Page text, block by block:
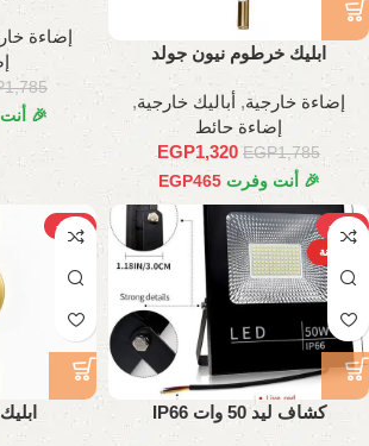
ابليك خرطوم نيون جولد
إضاءة خارجية, أباليك خارجية,
إضاءة حائط
EGP1,785
EGP1,320
🎉 أنت وفرت EGP465
إضاءة
1,785
🎉
-46%
الساخنة
كشاف ليد 50 وات IP66
-30%